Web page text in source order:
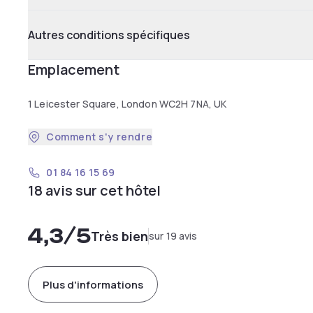
Autres conditions spécifiques
Emplacement
1 Leicester Square, London WC2H 7NA, UK
Comment s'y rendre
01 84 16 15 69
18 avis sur cet hôtel
4,3/5Très biensur 19 avis
Plus d'informations